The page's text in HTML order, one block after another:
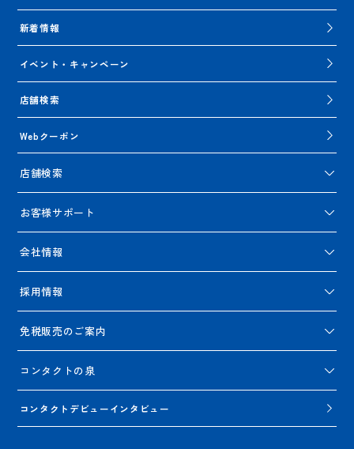
新着情報
イベント・キャンペーン
店舗検索
Webクーポン
店舗検索
お客様サポート
会社情報
採用情報
免税販売のご案内
コンタクトの泉
コンタクトデビューインタビュー